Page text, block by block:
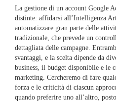
La gestione di un account Google
distinte: affidarsi all’Intelligenza
automatizzare gran parte delle
tradizionale, che prevede un
dettagliata delle campagne.
svantaggi, e la scelta dipende da
business, il budget disponibile e le
marketing. Cercheremo di fare
forza e le criticità di ciascun
quando preferire uno all’altro,